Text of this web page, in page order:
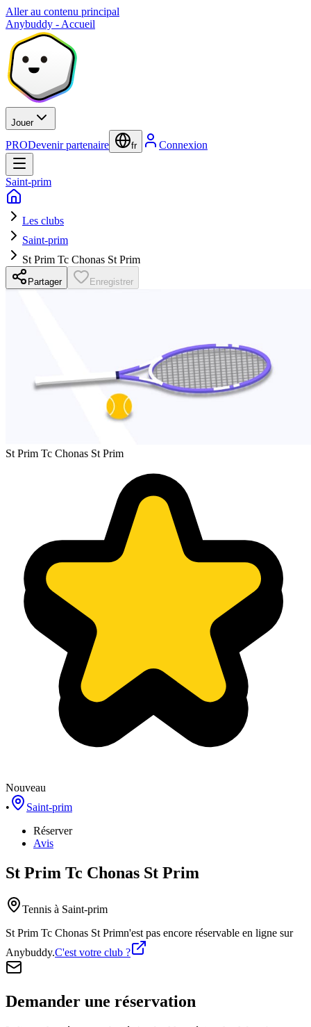
Aller au contenu principal
Anybuddy - Accueil
Jouer
PRODevenir partenaire fr Connexion
Saint-prim
Les clubs
Saint-prim
St Prim Tc Chonas St Prim
Partager Enregistrer
St Prim Tc Chonas St Prim
Nouveau
•
Saint-prim
Réserver
Avis
St Prim Tc Chonas St Prim
Tennis à Saint-prim
St Prim Tc Chonas St Primn'est pas encore réservable en ligne sur
Anybuddy.C'est votre club ?
Demander une réservation